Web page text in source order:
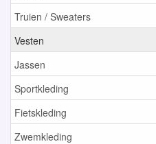
Truien / Sweaters
Vesten
Jassen
Sportkleding
Fietskleding
Zwemkleding